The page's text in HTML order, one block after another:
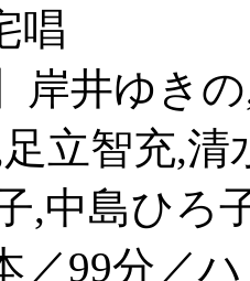
唱
岸井ゆき
立智充,
,中島ひろ
／99分／